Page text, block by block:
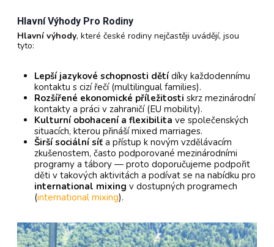
Hlavní Výhody Pro Rodiny
Hlavní výhody, které české rodiny nejčastěji uvádějí, jsou
tyto:
Lepší jazykové schopnosti dětídíky každodennímu
kontaktu s cizí řečí (multilingual families).
Rozšířené ekonomické příležitosti skrz mezinárodní
kontakty a práci v zahraničí (EU mobility).
Kulturní obohacení a flexibilita ve společenských
situacích, kterou přináší mixed marriages.
Širší sociální síť a přístup k novým vzdělávacím
zkušenostem, často podporované mezinárodními
programy a tábory — proto doporučujeme podpořit
děti v takových aktivitách a podívat se na nabídku pro
international mixing v dostupných programech
(international mixing).